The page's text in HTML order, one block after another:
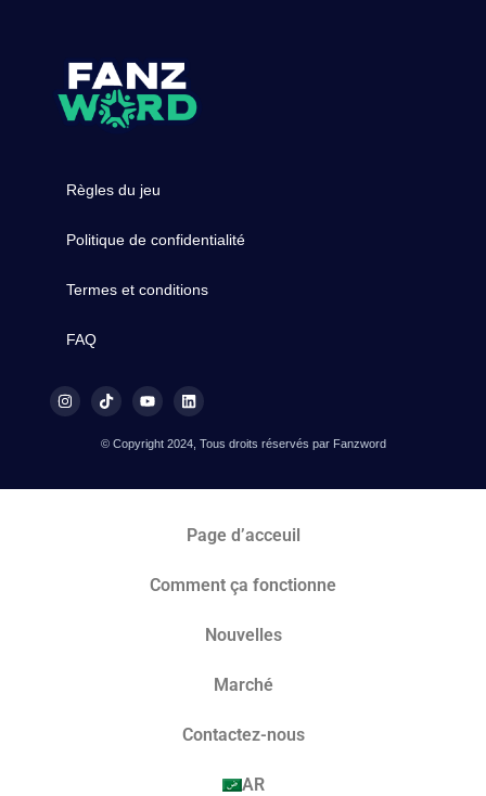
Règles du jeu
Politique de confidentialité
Termes et conditions
FAQ
© Copyright 2024, Tous droits réservés par Fanzword
Page d’acceuil
Comment ça fonctionne
Nouvelles
Marché​
Contactez-nous
AR